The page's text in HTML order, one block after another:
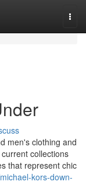
men's clothing and
collections
that represent chic
kors-down-